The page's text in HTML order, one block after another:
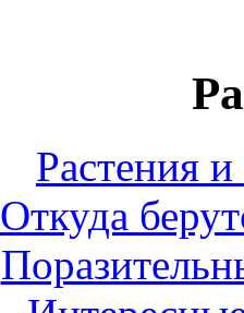
Растения
Откуда